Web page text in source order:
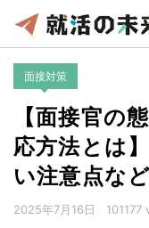
面接対策
【面接官の
応方法とは
い注意点な
2025年7月16日 101177